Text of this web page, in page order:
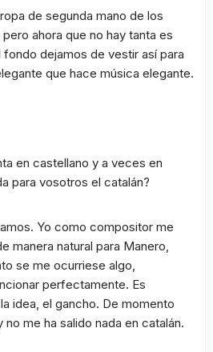
de segunda mano de los
ahora que no hay tanta es
dejamos de vestir así para
que hace música elegante.
en castellano y a veces en
para vosotros el catalán?
Yo como compositor me
manera natural para Manero,
se me ocurriese algo,
perfectamente. Es
idea, el gancho. De momento
me ha salido nada en catalán.